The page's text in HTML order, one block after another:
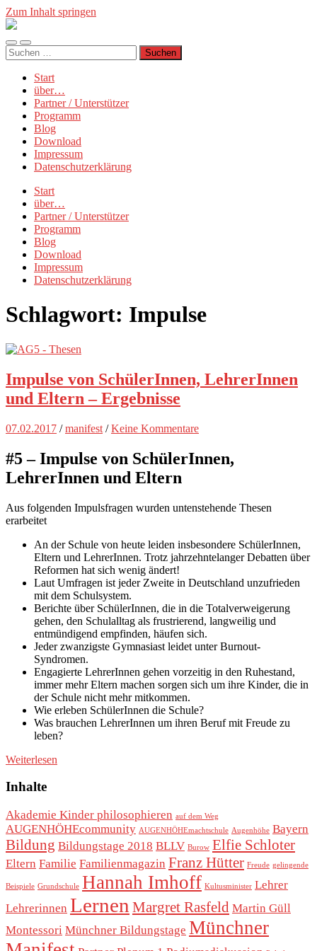
Zum Inhalt springen
Münchner
Mobile-
Menü
Suchfeld
ein-/ausblenden
Suchen
nach:
Start
über…
Partner / Unterstützer
Programm
Blog
Download
Impressum
Datenschutzerklärung
Start
über…
Partner / Unterstützer
Programm
Blog
Download
Impressum
Datenschutzerklärung
Schlagwort: Impulse
Impulse von SchülerInnen, LehrerInnen
und Eltern – Ergebnisse
07.02.2017 /manifest /Keine Kommentare
#5 – Impulse von SchülerInnen,
LehrerInnen und Eltern
Aus folgenden Impulsfragen wurden untenstehende Thesen
erarbeitet
An der Schule von heute leiden insbesondere SchülerInnen,
Eltern und LehrerInnen. Trotz jahrzehntelanger Debatten über
Reformen hat sich wenig ändert!
Laut Umfragen ist jeder Zweite in Deutschland unzufrieden
mit dem Schulsystem.
Berichte über SchülerInnen, die in die Totalverweigerung
gehen, den Schulalltag als frustrierend, langweilig und
entmündigend empfinden, häufen sich.
Jeder zwanzigste Gymnasiast leidet unter Burnout-
Syndromen.
Engagierte LehrerInnen gehen vorzeitig in den Ruhestand,
immer mehr Eltern machen sorgen sich um ihre Kinder, die in
der Schule nicht mehr mitkommen.
Wie erleben SchülerInnen die Schule?
Was brauchen LehrerInnen um ihren Beruf mit Freude zu
leben?
Weiterlesen
Inhalte
Akademie Kinder philosophieren auf dem Weg
AUGENHÖHEcommunity AUGENHÖHEmachtschule Augenhöhe Bayern
Bildung Bildungstage 2018 BLLV Burow Elfie Schloter
Eltern Familie Familienmagazin Franz Hütter Freude gelingende
Beispiele Grundschule Hannah Imhoff Kultusminister Lehrer
Lehrerinnen Lernen Margret Rasfeld Martin Güll
Montessori Münchner Bildungstage Münchner